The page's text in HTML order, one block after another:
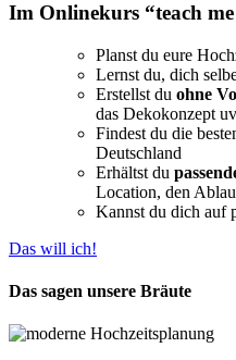
Im Onlinekurs “teach
Planst du eure
Lernst du, dich
Erstellst du ohne
das Dekokonzept
Findest du die
Deutschland
Erhältst du
Location, den
Kannst du dich auf
Das will ich!
Das sagen unsere Bräute